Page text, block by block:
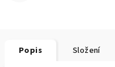
Popis Složení